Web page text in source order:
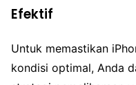
Efektif
Untuk memastikan
kondisi optimal, Anda